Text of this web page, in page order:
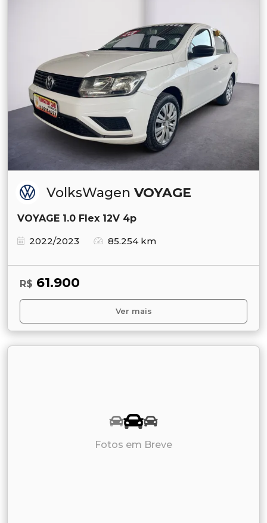
VolksWagen VOYAGE
VOYAGE 1.0 Flex 12V 4p
2022/2023
85.254 km
R$ 61.900
Ver mais
Fotos em Breve